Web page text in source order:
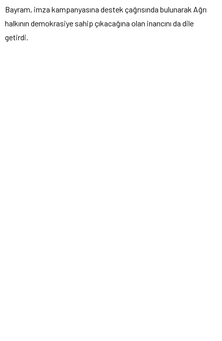
Bayram, imza kampanyasına destek çağrısında bulunarak Ağrı
halkının demokrasiye sahip çıkacağına olan inancını da dile
getirdi.